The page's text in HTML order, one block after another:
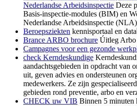
Nederlandse Arbeidsinspectie Deze
Basis-inspectie-modules (BIM) en
Nederlandse Arbeidsinspectie
Beroepsziekten kennisportaal en
Brance ARBO brochure Úitleg Arbo
Campagnes voor een gezonde
check Kerndeskundige
aandachtsgebieden in opdracht van
uit, geven advies en ondersteunen
medewerkers. Ze zijn
gebieden rond preventie, arbo en
CHECK uw VIB Binnen 5 minuten